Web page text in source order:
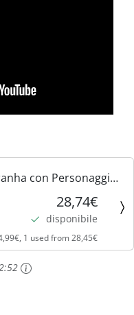
con Personaggio
Bambini 5+ Anni,
28,74€
disponibile
1 used from 28,45€